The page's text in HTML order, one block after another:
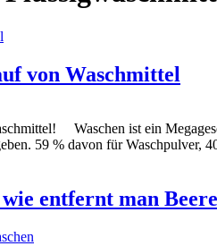
von Waschmittel
Waschen ist ein
59 % davon für Waschpulver,
entfernt man